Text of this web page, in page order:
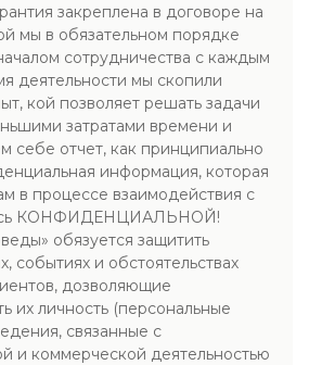
закреплена в договоре на
мы в обязательном порядке
сотрудничества с каждым
деятельности мы скопили
кой позволяет решать задачи
затратами времени и
себе отчет, как принципиально
информация, которая
в процессе взаимодействия с
КОНФИДЕНЦИАЛЬНОЙ!
обязуется защитить
событиях и обстоятельствах
дозволяющие
их личность (персональные
связанные с
и коммерческой деятельностью